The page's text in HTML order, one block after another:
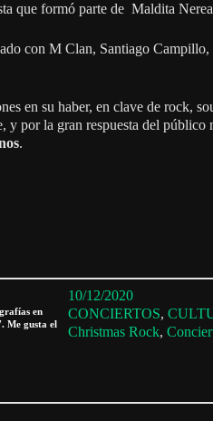
que formó parte de Maldita
con M Clan, Santiago
en su haber, en clave de rock,
y por la gran respuesta del
.
en
Me gusta el
10/12/2020
CONCIERTOS,
Christmas Rock,